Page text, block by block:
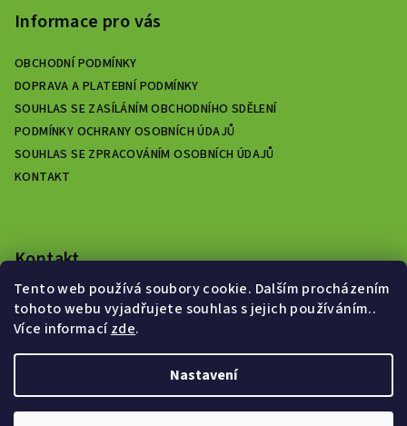
Tento web používá soubory cookie. Dalším procházením
tohoto webu vyjadřujete souhlas s jejich používáním..
Více informacízde.
Nastavení
Informace pro vás
OBCHODNÍ PODMÍNKY
DOPRAVA A PLATEBNÍ PODMÍNKY
SOUHLAS SE ZASÍLÁNÍM OBCHODNÍHO SDĚLENÍ
PODMÍNKY OCHRANY OSOBNÍCH ÚDAJŮ
SOUHLAS SE ZPRACOVÁNÍM OSOBNÍCH ÚDAJŮ
KONTAKT
Kontakt
zelenyeshop.cz
gmail.com
+420725637010